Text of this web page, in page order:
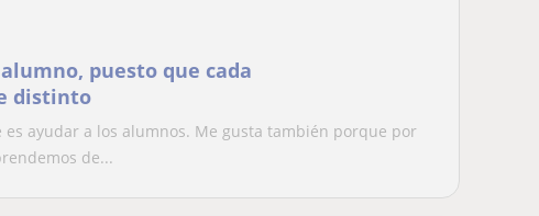
puesto que cada
distinto
ayudar a los alumnos. Me gusta también porque por
de...